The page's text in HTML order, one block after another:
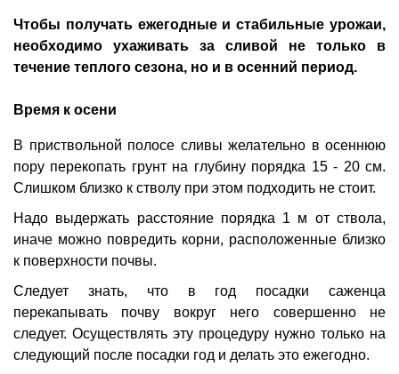
Чтобы получать ежегодные и стабильные урожаи,
необходимо ухаживать за сливой не только в
течение теплого сезона, но и в осенний период.
Время к осени
В приствольной полосе сливы желательно в осеннюю
пору перекопать грунт на глубину порядка 15 - 20 см.
Слишком близко к стволу при этом подходить не стоит.
Надо выдержать расстояние порядка 1 м от ствола,
иначе можно повредить корни, расположенные близко
к поверхности почвы.
Следует знать, что в год посадки саженца
перекапывать почву вокруг него совершенно не
следует. Осуществлять эту процедуру нужно только на
следующий после посадки год и делать это ежегодно.